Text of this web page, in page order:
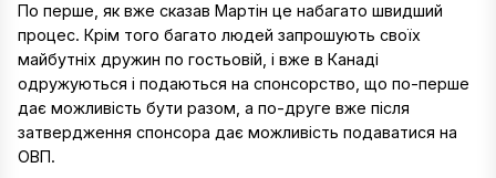
По перше, як вже сказав Мартін це набагато швидший
процес. Крім того багато людей запрошують своїх
майбутніх дружин по гостьовій, і вже в Канаді
одружуються і подаються на спонсорство, що по-перше
дає можливість бути разом, а по-друге вже після
затвердження спонсора дає можливість подаватися на
ОВП.